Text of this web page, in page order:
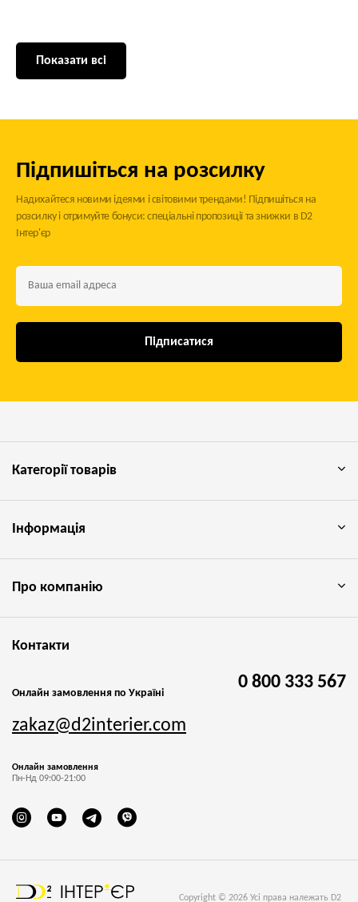
Показати всі
Підпишіться на розсилку
Надихайтеся новими ідеями і світовими трендами! Підпишіться на
розсилку і отримуйте бонуси: спеціальні пропозиції та знижки в D2
Інтер'єр
Підписатися
Copyright © 2026 Усі права належать D2
Категорії товарів
Інформація
Про компанію
Контакти
Онлайн замовлення по Україні
0 800 333 567
zakaz@d2interier.com
Онлайн замовлення
Пн-Нд 09:00-21:00